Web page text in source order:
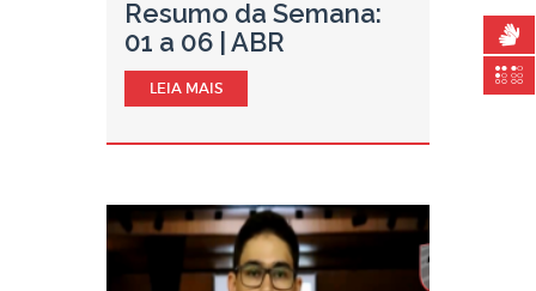
Resumo da Semana:
01 a 06 | ABR
LEIA MAIS